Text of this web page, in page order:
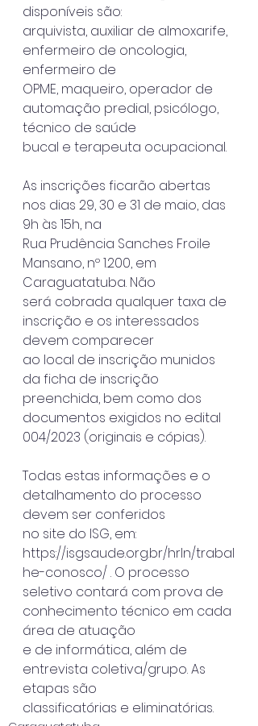
disponíveis são:
arquivista, auxiliar de almoxarife,
enfermeiro de oncologia,
enfermeiro de
OPME, maqueiro, operador de
automação predial, psicólogo,
técnico de saúde
bucal e terapeuta ocupacional.
As inscrições ficarão abertas
nos dias 29, 30 e 31 de maio, das
9h às 15h, na
Rua Prudência Sanches Froile
Mansano, nº 1.200, em
Caraguatatuba. Não
será cobrada qualquer taxa de
inscrição e os interessados
devem comparecer
ao local de inscrição munidos
da ficha de inscrição
preenchida, bem como dos
documentos exigidos no edital
004/2023 (originais e cópias).
Todas estas informações e o
detalhamento do processo
devem ser conferidos
no site do ISG, em:
https://isgsaude.org.br/hrln/trabal
he-conosco/ . O processo
seletivo contará com prova de
conhecimento técnico em cada
área de atuação
e de informática, além de
entrevista coletiva/grupo. As
etapas são
classificatórias e eliminatórias.